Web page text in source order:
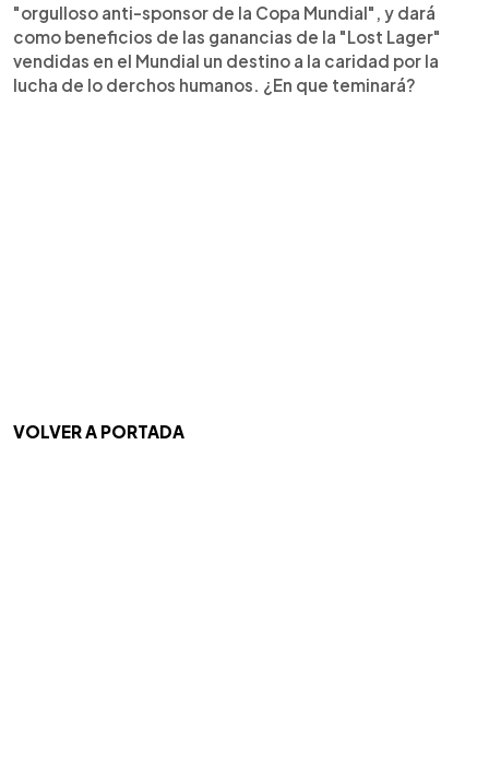
"orgulloso anti-sponsor de la Copa Mundial", y dará
como beneficios de las ganancias de la "Lost Lager"
vendidas en el Mundial un destino a la caridad por la
lucha de lo derchos humanos. ¿En que teminará?
VOLVER A PORTADA